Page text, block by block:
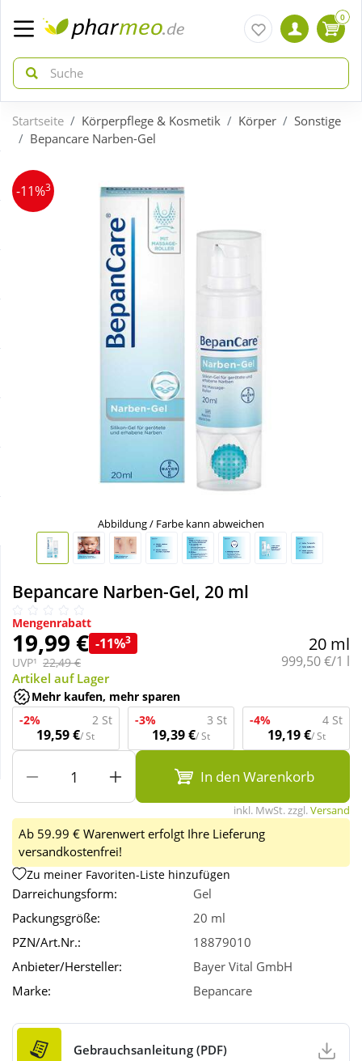
zurück
ÜBERSICHT AKTIONEN
Aktuelle Coupons
Täglich gut versorgt
zurück
ÜBERSICHT KATEGORIEN
Körperpflege & Kosmetik
Nahrungsergänzung
Sanitätshaus
Sport & Fitness
Tierbedarf
0
Startseite Körperpflege & Kosmetik Körper
Sonstige
Bepancare Narben-Gel
-11%3
Abbildung / Farbe kann abweichen
Bepancare Narben-Gel, 20 ml
Mengenrabatt
19,99 € -11%3
UVP¹ 22,49 €
20 ml
Grundpreis:
999,50 €/1 l
Artikel auf Lager
Mehr kaufen, mehr sparen
-2%
2 St
19,59 €/ St
-3% 3 St
19,39 €/ St
-4% 4 St
19,19 €/ St
In den Warenkorb
inkl. MwSt. zzgl.Versand
Ab 59.99 € Warenwert erfolgt Ihre Lieferung
versandkostenfrei!
Zu meiner Favoriten-Liste hinzufügen
Darreichungsform:
Gel
Packungsgröße:
20 ml
PZN/Art.Nr.:
18879010
Anbieter/Hersteller:
Bayer Vital GmbH
Marke:
Bepancare
Gebrauchsanleitung (PDF)